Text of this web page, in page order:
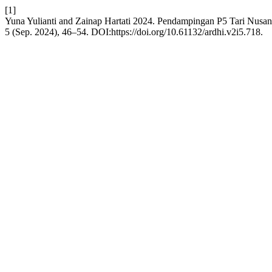
[1]
Yuna Yulianti and Zainap Hartati 2024. Pendampingan P5 Tari
5 (Sep. 2024), 46–54. DOI:https://doi.org/10.61132/ardhi.v2i5.718.